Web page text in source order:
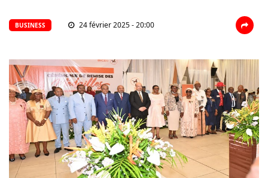
BUSINESS 24 février 2025 - 20:00